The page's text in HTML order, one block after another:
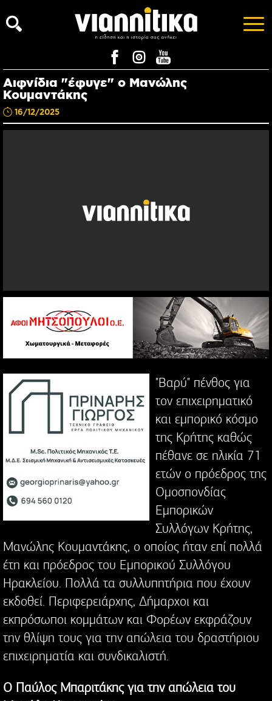
Αιφνίδια "έφυγε" ο Μανώλης
Κουμαντάκης
16/12/2025
"Βαρύ" πένθος για
τον επιχειρηματικό
και εμπορικό κόσμο
της Κρήτης καθώς
πέθανε σε ηλικία 71
ετών ο πρόεδρος της
Ομοσπονδίας
Εμπορικών
Συλλόγων Κρήτης,
Μανώλης Κουμαντάκης, ο οποίος ήταν επί πολλά
έτη και πρόεδρος του Εμπορικού Συλλόγου
Ηρακλείου. Πολλά τα συλλυπητήρια που έχουν
εκδοθεί. Περιφερειάρχης, Δήμαρχοι και
εκπρόσωποι κομμάτων και Φορέων εκφράζουν
την θλίψη τους για την απώλεια του δραστήριου
επιχειρηματία και συνδικαλιστή.
O Παύλος Μπαριτάκης για την απώλεια του